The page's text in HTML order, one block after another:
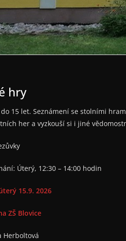
hry
15 let. Seznámení se stolními
her a vyzkouší si i jiné
Úterý, 12:30 – 14:00 hodin
15.9. 2026
ZŠ Blovice
Herboltová